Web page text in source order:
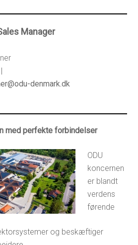
Manager
denmark.dk
med perfekte forbindelser
ODU
koncernen
er blandt
verdens
førende
og beskæftiger